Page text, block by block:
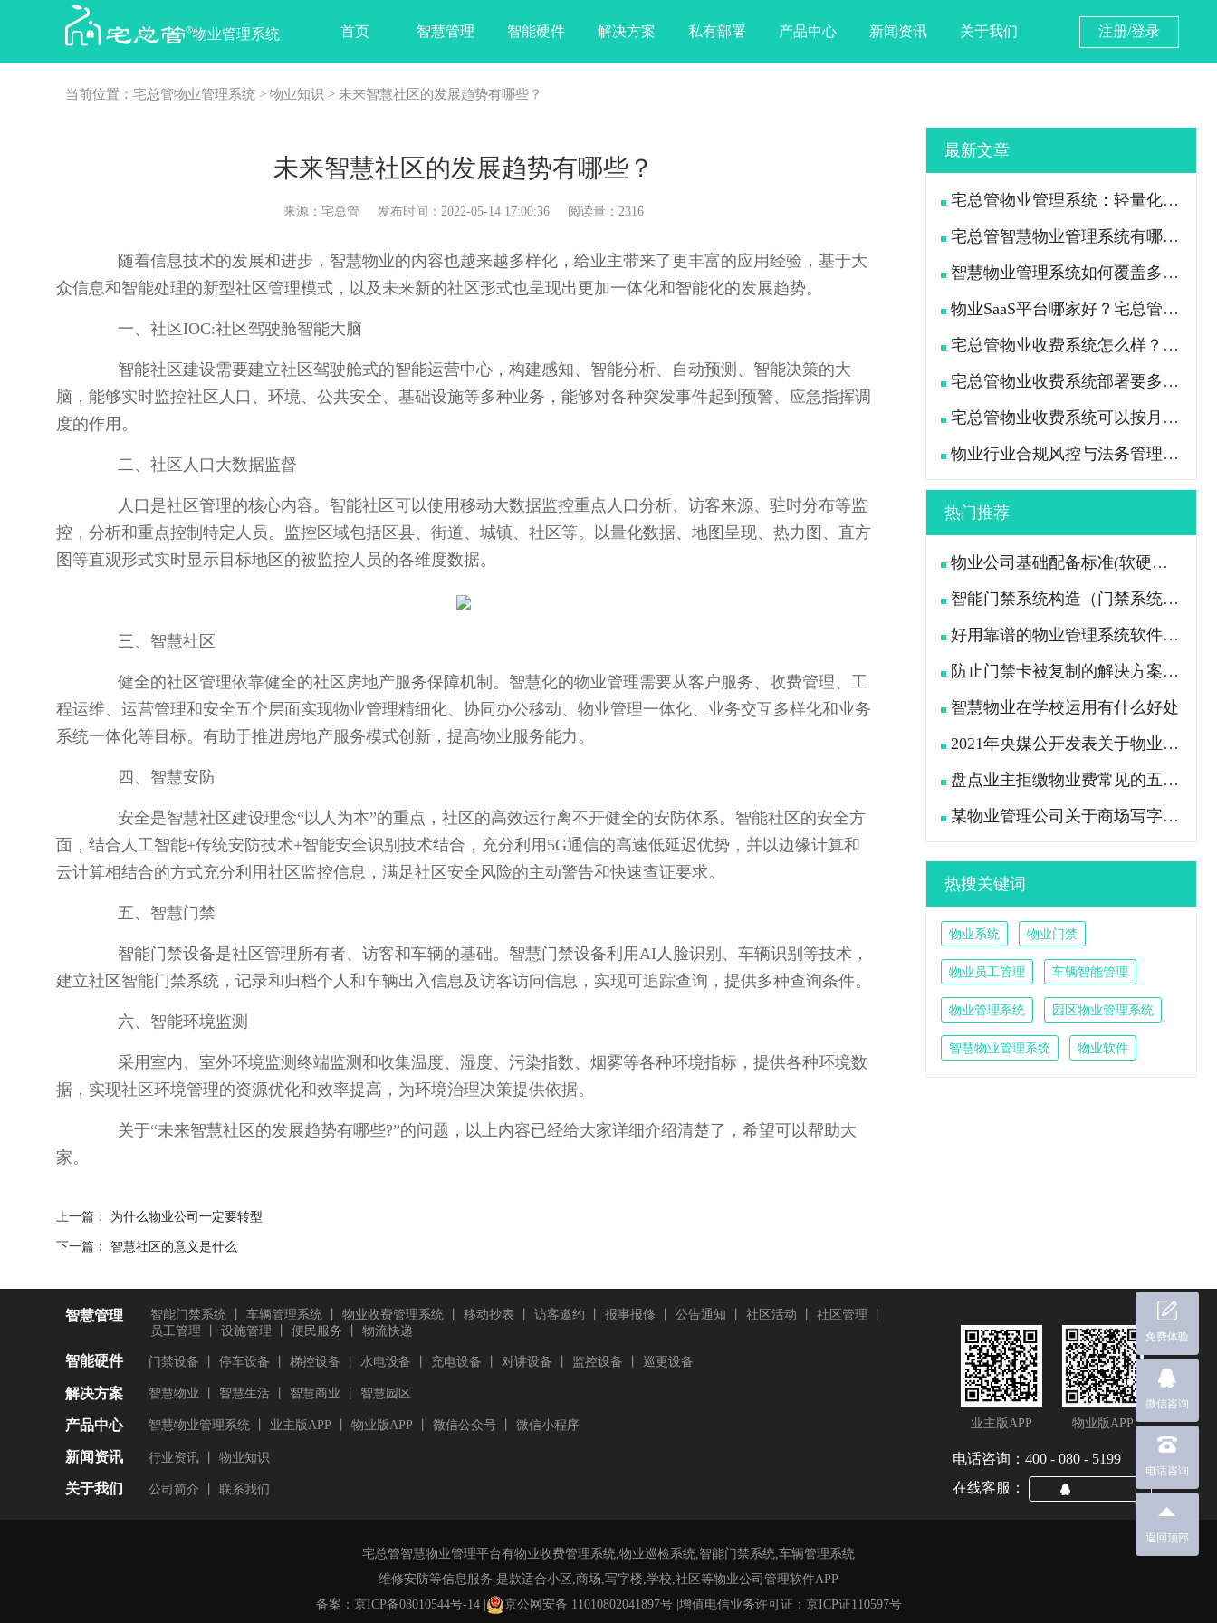
物业管理系统 首页 智慧管理 智能硬件 解决方案 私有部署 产品中心 新闻资讯 关于我们 注册/登录
免费体验
微信咨询
电话咨询
返回顶部
当前位置： 宅总管物业管理系统 > 物业知识 > 未来智慧社区的发展趋势有哪些？
未来智慧社区的发展趋势有哪些？
来源：宅总管 发布时间：2022-05-14 17:00:36 阅读量：2316
随着信息技术的发展和进步，智慧物业的内容也越来越多样化，给业主带来了更丰富的应用经验，基于大
众信息和智能处理的新型社区管理模式，以及未来新的社区形式也呈现出更加一体化和智能化的发展趋势。
一、社区IOC:社区驾驶舱智能大脑
智能社区建设需要建立社区驾驶舱式的智能运营中心，构建感知、智能分析、自动预测、智能决策的大
脑，能够实时监控社区人口、环境、公共安全、基础设施等多种业务，能够对各种突发事件起到预警、应急指挥调
度的作用。
二、社区人口大数据监督
人口是社区管理的核心内容。智能社区可以使用移动大数据监控重点人口分析、访客来源、驻时分布等监
控，分析和重点控制特定人员。监控区域包括区县、街道、城镇、社区等。以量化数据、地图呈现、热力图、直方
图等直观形式实时显示目标地区的被监控人员的各维度数据。
三、智慧社区
健全的社区管理依靠健全的社区房地产服务保障机制。智慧化的物业管理需要从客户服务、收费管理、工
程运维、运营管理和安全五个层面实现物业管理精细化、协同办公移动、物业管理一体化、业务交互多样化和业务
系统一体化等目标。有助于推进房地产服务模式创新，提高物业服务能力。
四、智慧安防
安全是智慧社区建设理念“以人为本”的重点，社区的高效运行离不开健全的安防体系。智能社区的安全方
面，结合人工智能+传统安防技术+智能安全识别技术结合，充分利用5G通信的高速低延迟优势，并以边缘计算和
云计算相结合的方式充分利用社区监控信息，满足社区安全风险的主动警告和快速查证要求。
五、智慧门禁
智能门禁设备是社区管理所有者、访客和车辆的基础。智慧门禁设备利用AI人脸识别、车辆识别等技术，
建立社区智能门禁系统，记录和归档个人和车辆出入信息及访客访问信息，实现可追踪查询，提供多种查询条件。
六、智能环境监测
采用室内、室外环境监测终端监测和收集温度、湿度、污染指数、烟雾等各种环境指标，提供各种环境数
据，实现社区环境管理的资源优化和效率提高，为环境治理决策提供依据。
关于“未来智慧社区的发展趋势有哪些?”的问题，以上内容已经给大家详细介绍清楚了，希望可以帮助大
家。
上一篇： 为什么物业公司一定要转型
下一篇： 智慧社区的意义是什么
最新文章
宅总管物业管理系统：轻量化多功能智慧管控平台
宅总管智慧物业管理系统有哪些功能？能帮物业公司解决什么实际问题？
智慧物业管理系统如何覆盖多业态复杂管控？住宅、园区、商业项目都能管吗？
物业SaaS平台哪家好？宅总管智慧物业管理系统到底怎么样？
宅总管物业收费系统怎么样？物业费好收了吗？
宅总管物业收费系统部署要多长时间？多久能上线用起来？
宅总管物业收费系统可以按月付费吗？收费模式怎么算？
物业行业合规风控与法务管理数字化解决方案
热门推荐
物业公司基础配备标准(软硬件设施配备及各岗位员工配置)
智能门禁系统构造（门禁系统由哪些设备组成）
好用靠谱的物业管理系统软件推荐
防止门禁卡被复制的解决方案升级宅总管智能门禁系统
智慧物业在学校运用有什么好处
2021年央媒公开发表关于物业新规的问题
盘点业主拒缴物业费常见的五大原因
某物业管理公司关于商场写字楼大堂卫生工作流程标准
热搜关键词
物业系统 物业门禁
物业员工管理 车辆智能管理
物业管理系统 园区物业管理系统
智慧物业管理系统 物业软件
智慧管理 智能门禁系统 车辆管理系统 物业收费管理系统 移动抄表 访客邀约 报事报修 公告通知 社区活动 社区管理
员工管理
设施管理 便民服务 物流快递
智能硬件 门禁设备 停车设备 梯控设备 水电设备 充电设备 对讲设备 监控设备 巡更设备
解决方案 智慧物业 智慧生活 智慧商业 智慧园区
产品中心 智慧物业管理系统 业主版APP 物业版APP 微信公众号 微信小程序
新闻资讯 行业资讯 物业知识
关于我们 公司简介 联系我们
业主版APP 物业版APP
电话咨询：400 - 080 - 5199
在线客服：
宅总管智慧物业管理平台有物业收费管理系统,物业巡检系统,智能门禁系统,车辆管理系统
维修安防等信息服务.是款适合小区,商场,写字楼,学校,社区等物业公司管理软件APP
备案： 京ICP备08010544号-14| 京公网安备 11010802041897号| 增值电信业务许可证：京ICP证110597号